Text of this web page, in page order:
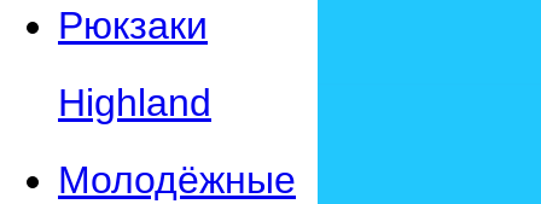
Рюкзаки
Highland
Молодёжные